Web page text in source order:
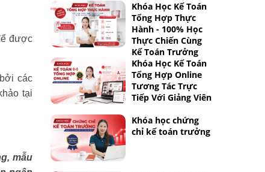
được
các
tại
mẫu
Khóa Học Kế Toán
Tổng Hợp Thực
Hành - 100% Học
Thực Chiến Cùng
Kế Toán Trưởng
Khóa Học Kế Toán
Tổng Hợp Online
Tương Tác Trực
Tiếp Với Giảng Viên
Khóa học chứng
chỉ kế toán trưởng